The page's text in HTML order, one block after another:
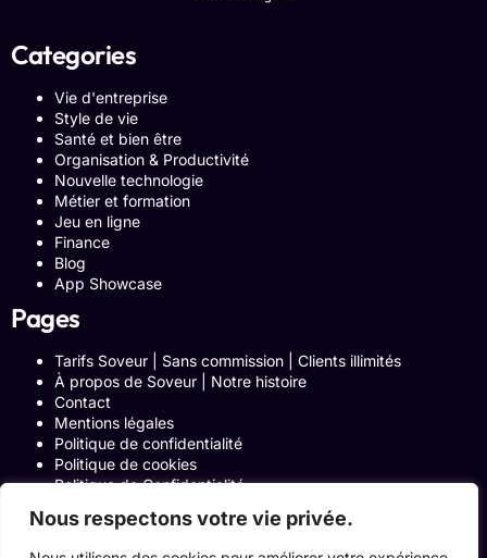
Nous respectons votre vie privée.
Categories
Vie d'entreprise
Style de vie
Santé et bien être
Organisation & Productivité
Nouvelle technologie
Métier et formation
Jeu en ligne
Finance
Blog
App Showcase
Pages
Tarifs Soveur | Sans commission | Clients illimités
À propos de Soveur | Notre histoire
Contact
Mentions légales
Politique de confidentialité
Politique de cookies
Politique de Confidentialité
Blog